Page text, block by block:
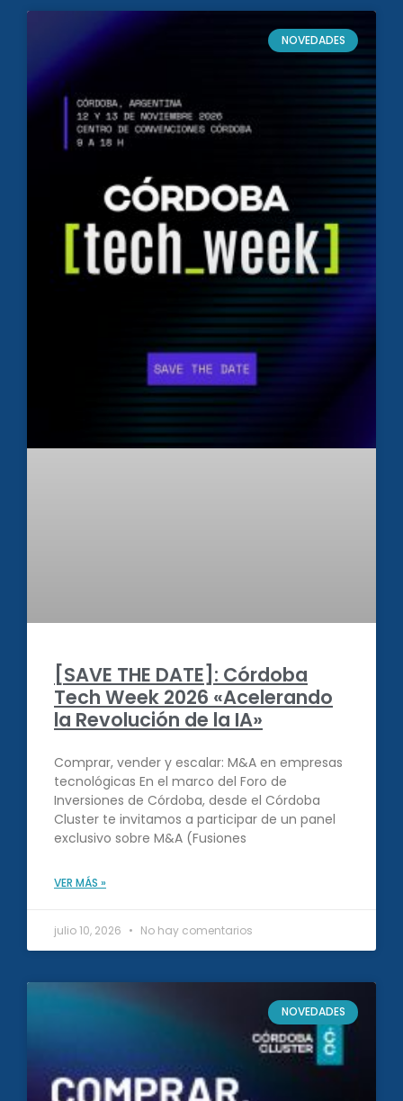
NOVEDADES
[SAVE THE DATE]: Córdoba
Tech Week 2026 «Acelerando
la Revolución de la IA»
Comprar, vender y escalar: M&A en empresas
tecnológicas En el marco del Foro de
Inversiones de Córdoba, desde el Córdoba
Cluster te invitamos a participar de un panel
exclusivo sobre M&A (Fusiones
VER MÁS »
julio 10, 2026 No hay comentarios
NOVEDADES